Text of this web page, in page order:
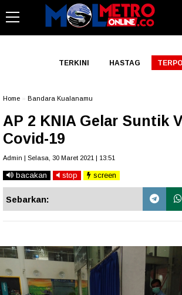
TERKINI HASTAG
Home Bandara Kualanamu
AP 2 KNIA Gelar Suntik
Covid-19
Admin | Selasa, 30 Maret 2021 | 13:51
bacakan stop screen
Sebarkan: